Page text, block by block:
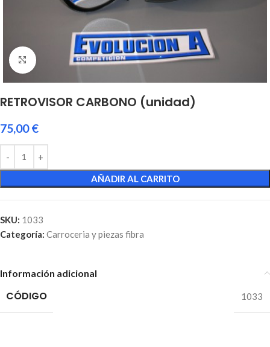
Click to enlarge
RETROVISOR CARBONO (unidad)
75,00€
AÑADIR AL CARRITO
SKU: 1033
Categoría: Carroceria y piezas fibra
Información adicional
CÓDIGO 1033